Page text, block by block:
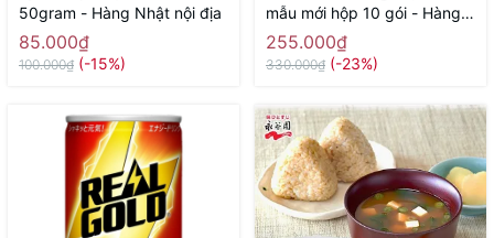
50gram - Hàng Nhật nội địa
85.000₫
100.000₫ (-15%)
mẫu mới hộp 10 gói - Hàng
Nhật nội
255.000₫
330.000₫ (-23%)